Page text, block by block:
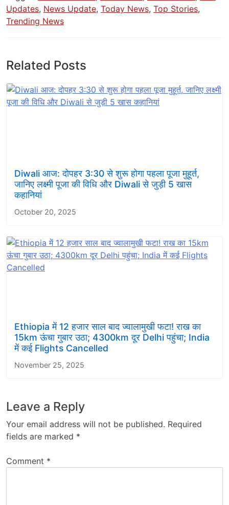
Updates, News Update, Today News, Top Stories,
Trending News
Related Posts
Diwali आज: दोपहर 3:30 से शुरू होगा पहला पूजा मुहूर्त,
जानिए लक्ष्मी पूजा की विधि और Diwali से जुड़ी 5 खास
कहानियां
October 20, 2025
Ethiopia में 12 हजार साल बाद ज्वालामुखी फटा! राख का
15km ऊंचा गुबार उठा; 4300km दूर Delhi पहुंचा; India
में कई Flights Cancelled
November 25, 2025
Leave a Reply
Your email address will not be published. Required
fields are marked *
Comment *